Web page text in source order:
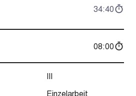
34:40
08:00
III
Einzelarbeit